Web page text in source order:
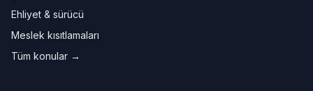
Ehliyet & sürücü
Meslek kısıtlamaları
Tüm konular →